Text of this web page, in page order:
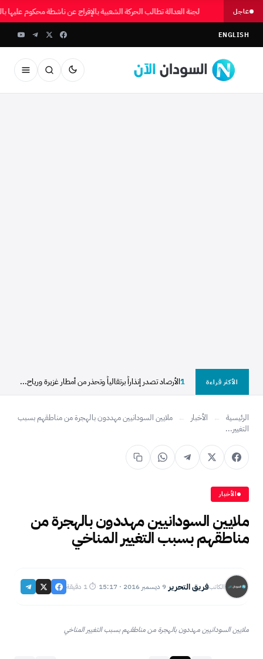
عاجل لجنة العدالة تطالب الحركة الشعبية بالإفراج عن ناشطة محكوم عليها
ENGLISH
الأكثر قراءة 1الأرصاد تصدر إنذاراً برتقالياً وتحذر من أمطار غزيرة ورياح...
الرئيسية ← الأخبار ←
‎ملايين السودانيين مهددون بالهجرة من مناطقهم بسبب
التغيير...
الأخبار
‎ملايين السودانيين مهددون بالهجرة من
مناطقهم بسبب التغيير المناخي
الكاتبفريق التحرير·9 ديسمبر 2016 · 15:17 ·⏱ 1 دقيقة